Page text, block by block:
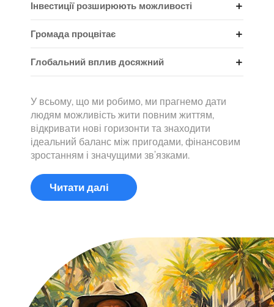
Інвестиції розширюють можливості
Громада процвітає
Глобальний вплив досяжний
У всьому, що ми робимо, ми прагнемо дати
людям можливість жити повним життям,
відкривати нові горизонти та знаходити
ідеальний баланс між пригодами, фінансовим
зростанням і значущими зв’язками.
Читати далі